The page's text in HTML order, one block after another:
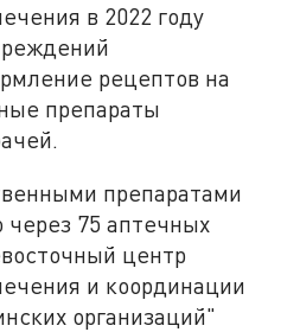
в 2022 году
рецептов на
препараты
препаратами
через 75 аптечных
центр
и координации
организаций"